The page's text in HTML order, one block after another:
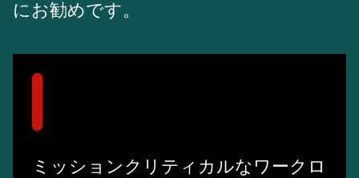
にお勧めです。
ミッションクリティカルなワークロ